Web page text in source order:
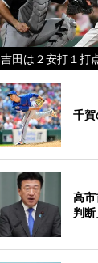
吉田は２安打１
千
高市
判断